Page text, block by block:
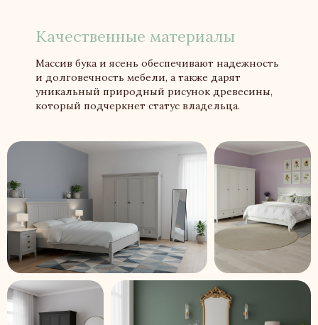
Качественные материалы
Массив бука и ясень обеспечивают надежность
и долговечность мебели, а также дарят
уникальный природный рисунок древесины,
который подчеркнет статус владельца.